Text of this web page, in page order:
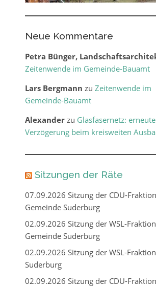
Neue Kommentare
Petra Bünger,
Zeitenwende im Gemeinde-Bauamt
Lars Bergmann zu Zeitenwende im
Gemeinde-Bauamt
Alexanderzu Glasfasernetz: erneute
Verzögerung beim kreisweiten
Sitzungen der Räte
07.09.2026 Sitzung der CDU-Fraktion
Gemeinde Suderburg
02.09.2026 Sitzung der WSL-Fraktion
Gemeinde Suderburg
02.09.2026 Sitzung der WSL-Fraktion
Suderburg
02.09.2026 Sitzung der CDU-